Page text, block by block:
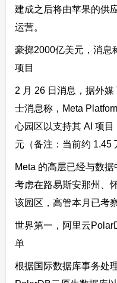
建成之后将由苹果的供
运营。
豪掷2000亿美元，消息
项目
2 月 26 日消息，据外
士消息称，Meta
心园区以支持其 AI 项
元（备注：当前约 1.45
Meta 的高层已经与数
考虑在路易斯安那州、
该园区，高管本月已考
世界第一，阿里云
单
根据国际数据库事务处